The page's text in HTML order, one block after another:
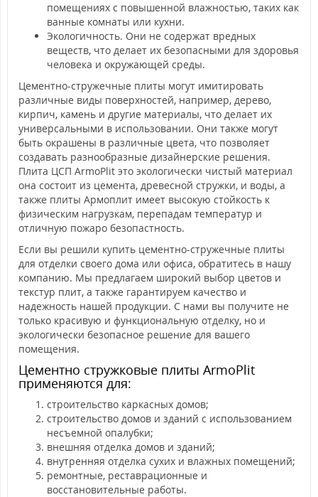
помещениях с повышенной влажностью, таких как
ванные комнаты или кухни.
Экологичность. Они не содержат вредных
веществ, что делает их безопасными для здоровья
человека и окружающей среды.
Цементно-стружечные плиты могут имитировать
различные виды поверхностей, например, дерево,
кирпич, камень и другие материалы, что делает их
универсальными в использовании. Они также могут
быть окрашены в различные цвета, что позволяет
создавать разнообразные дизайнерские решения.
Плита ЦСП ArmoPlit это экологически чистый материал
она состоит из цемента, древесной стружки, и воды, а
также плиты Армоплит имеет высокую стойкость к
физическим нагрузкам, перепадам температур и
отличную пожаро безопастность.
Если вы решили купить цементно-стружечные плиты
для отделки своего дома или офиса, обратитесь в нашу
компанию. Мы предлагаем широкий выбор цветов и
текстур плит, а также гарантируем качество и
надежность нашей продукции. С нами вы получите не
только красивую и функциональную отделку, но и
экологически безопасное решение для вашего
помещения.
Цементно стружковые плиты ArmoPlit
применяются для:
строительство каркасных домов;
строительство домов и зданий с использованием
несъемной опалубки;
внешняя отделка домов и зданий;
внутренняя отделка сухих и влажных помещений;
ремонтные, реставрационные и
восстановительные работы.